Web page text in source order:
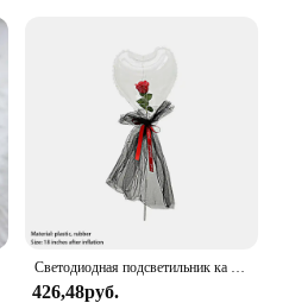
426,48руб.